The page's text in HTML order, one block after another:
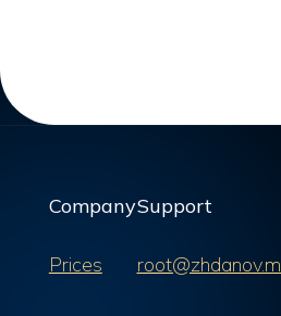
Company
Prices
Support